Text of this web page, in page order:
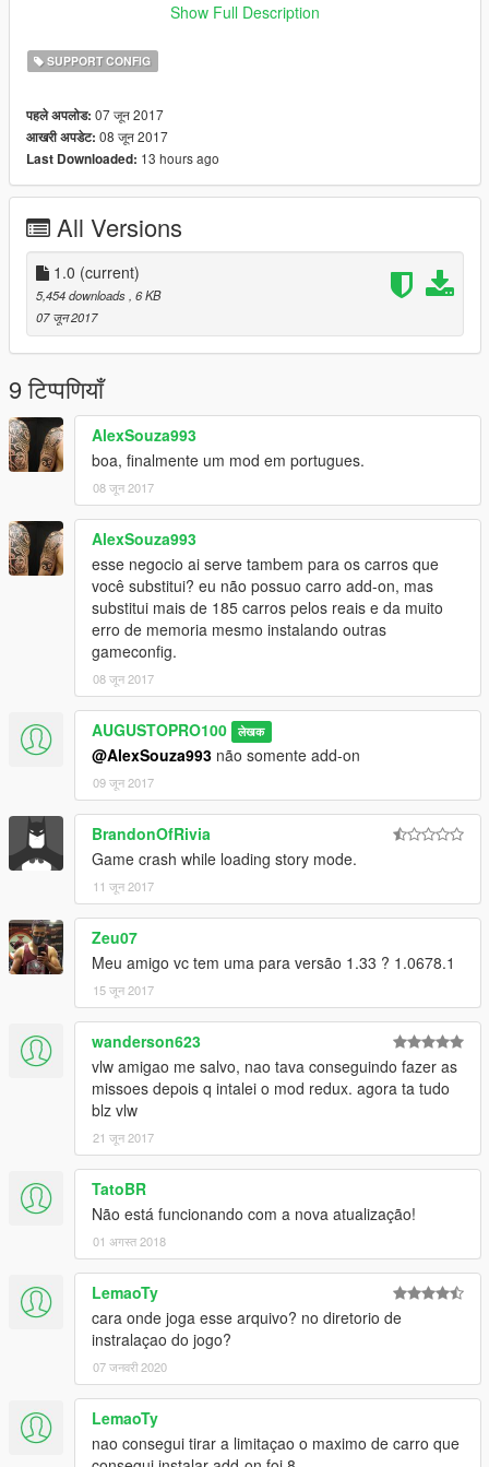
DO GTA V PARA PT BR:https://www.youtube.com/watch?
v=cTxCGjVAqV0
COMO POR MOD NO GTA V COM
OPENIV:https://www.youtube.com/watch?v=VmfuWTtG7YI
Show Full Description
SUPPORT CONFIG
पहले अपलोड: 07 जून 2017
आखरी अपडेट: 08 जून 2017
Last Downloaded: 13 hours ago
All Versions
1.0 (current)
5,454 downloads , 6 KB
07 जून 2017
9 टिप्पणियाँ
AlexSouza993
boa, finalmente um mod em portugues.
08 जून 2017
AlexSouza993
esse negocio ai serve tambem para os carros que
você substitui? eu não possuo carro add-on, mas
substitui mais de 185 carros pelos reais e da muito
erro de memoria mesmo instalando outras
gameconfig.
08 जून 2017
AUGUSTOPRO100 लेखक
@AlexSouza993 não somente add-on
09 जून 2017
BrandonOfRivia
Game crash while loading story mode.
11 जून 2017
Zeu07
Meu amigo vc tem uma para versão 1.33 ? 1.0678.1
15 जून 2017
wanderson623
vlw amigao me salvo, nao tava conseguindo fazer as
missoes depois q intalei o mod redux. agora ta tudo
blz vlw
21 जून 2017
TatoBR
Não está funcionando com a nova atualização!
01 अगस्त 2018
LemaoTy
cara onde joga esse arquivo? no diretorio de
instralaçao do jogo?
07 जनवरी 2020
LemaoTy
nao consegui tirar a limitaçao o maximo de carro que